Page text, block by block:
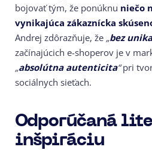
bojovať tým, že ponúknu niečo
vynikajúca zákaznícka
Andrej zdôrazňuje, že „bez
začínajúcich e-shoperov je v
„absolútna autenticita“pri
sociálnych sieťach.
Odporúčaná
inšpiráciu